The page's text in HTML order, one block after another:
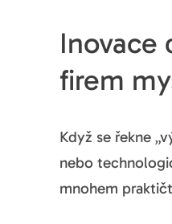
Inovace
firem
Když se řekne
nebo
mnohem